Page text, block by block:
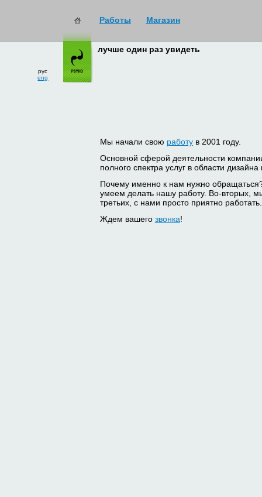
Работы Магазин
рус
eng
лучше один раз увидеть
Мы начали свою работув 2001 году.
Основной сферой деятельности
полного спектра услуг в области
Почему именно к нам нужно
умеем делать нашу работу. Во-вторых,
третьих, с нами просто приятно работать.
Ждем вашего звонка!